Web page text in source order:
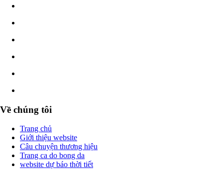
Về chúng tôi
Trang chủ
Giới thiệu website
Câu chuyện thương hiệu
Trang ca do bong da
website dự báo thời tiết